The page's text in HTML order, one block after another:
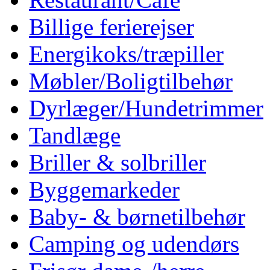
Billige ferierejser
Energikoks/træpiller
Møbler/Boligtilbehør
Dyrlæger/Hundetrimmer
Tandlæge
Briller & solbriller
Byggemarkeder
Baby- & børnetilbehør
Camping og udendørs